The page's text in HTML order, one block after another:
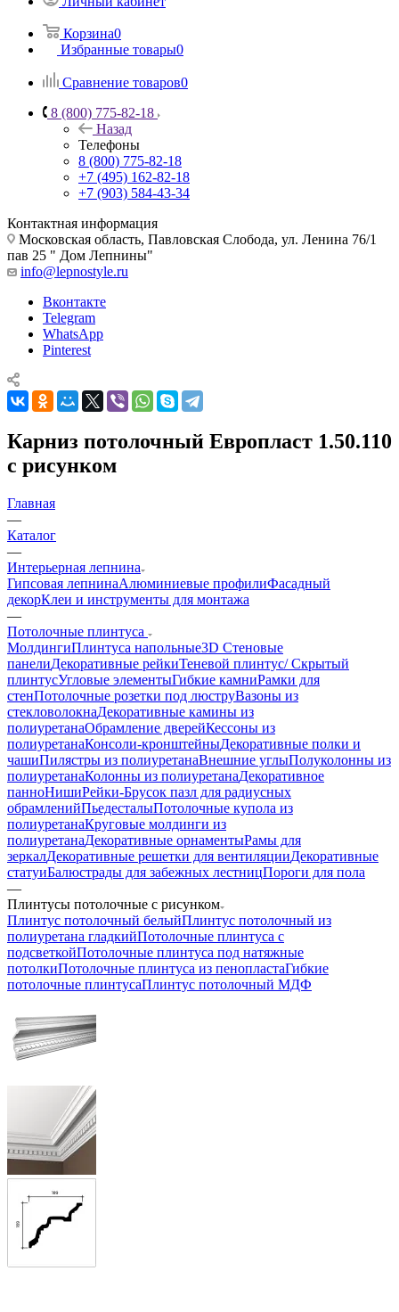
Корзина0
Избранные товары0
Сравнение товаров0
8 (800) 775-82-18
Назад
Телефоны
8 (800) 775-82-18
+7 (495) 162-82-18
+7 (903) 584-43-34
Контактная информация
Московская область, Павловская Слобода, ул. Ленина 76/1
пав 25 " Дом Лепнины"
info@lepnostyle.ru
Вконтакте
Telegram
WhatsApp
Pinterest
Карниз потолочный Европласт 1.50.110
с рисунком
Главная
—
Каталог
—
Интерьерная лепнина
Гипсовая лепнинаАлюминиевые профилиФасадный
декорКлеи и инструменты для монтажа
—
Потолочные плинтуса
МолдингиПлинтуса напольные3D Стеновые
панелиДекоративные рейкиТеневой плинтус/ Скрытый
плинтусУгловые элементыГибкие камниРамки для
стенПотолочные розетки под люструВазоны из
стекловолокнаДекоративные камины из
полиуретанаОбрамление дверейКессоны из
полиуретанаКонсоли-кронштейныДекоративные полки и
чашиПилястры из полиуретанаВнешние углыПолуколонны из
полиуретанаКолонны из полиуретанаДекоративное
панноНишиРейки-Брусок пазл для радиусных
обрамленийПьедесталыПотолочные купола из
полиуретанаКруговые молдинги из
полиуретанаДекоративные орнаментыРамы для
зеркалДекоративные решетки для вентиляцииДекоративные
статуиБалюстрады для забежных лестницПороги для пола
—
Плинтусы потолочные с рисунком
Плинтус потолочный белыйПлинтус потолочный из
полиуретана гладкийПотолочные плинтуса с
подсветкойПотолочные плинтуса под натяжные
потолкиПотолочные плинтуса из пенопластаГибкие
потолочные плинтусаПлинтус потолочный МДФ